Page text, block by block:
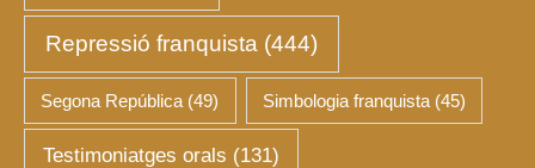
Repressió franquista (444)
Segona República (49) Simbologia franquista (45)
Testimoniatges orals (131)